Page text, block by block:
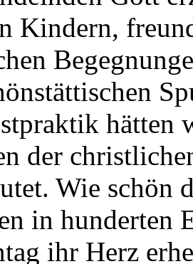
Kindern,
hätten
der
Wie schön
in hunderten
ihr Herz